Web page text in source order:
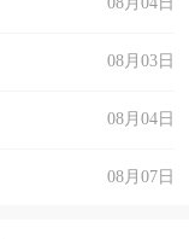
08月03日
08月04日
08月07日